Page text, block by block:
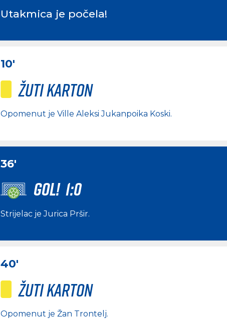
Utakmica je počela!
10'
Žuti karton
Opomenut je Ville Aleksi Jukanpoika Koski.
36'
GOL! 1:0
Strijelac jeJurica Pršir.
40'
Žuti karton
Opomenut je Žan Trontelj.